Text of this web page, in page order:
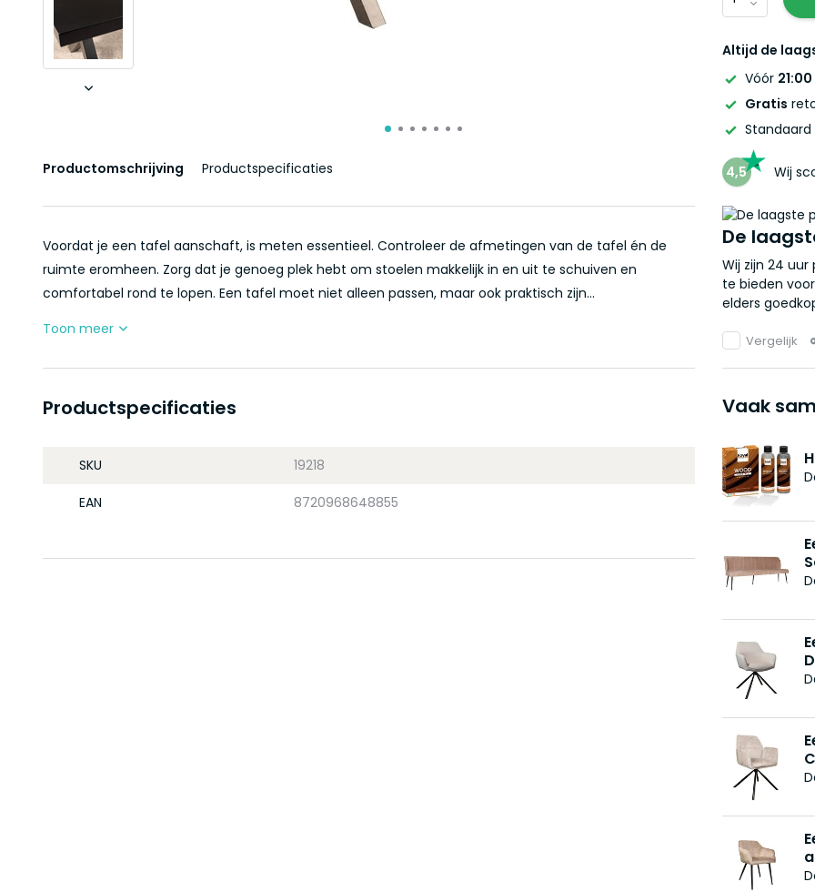
Productomschrijving Productspecificaties
Voordat je een tafel aanschaft, is meten essentieel. Controleer de afmetingen van de tafel én de
ruimte eromheen. Zorg dat je genoeg plek hebt om stoelen makkelijk in en uit te schuiven en
comfortabel rond te lopen. Een tafel moet niet alleen passen, maar ook praktisch zijn...
Toon meer
Productspecificaties
SKU 19218
EAN 8720968648855
Altijd de
Vóór 21:00
Gratis
Standaard
4,5 Wij
De
Wij zijn 24
te bieden
elders
Vergelijk
Vaak